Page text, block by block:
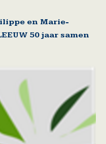
en Marie-
50 jaar samen